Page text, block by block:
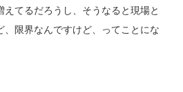
てるだろうし、そうなると現場と
、限界なんですけど、ってことにな